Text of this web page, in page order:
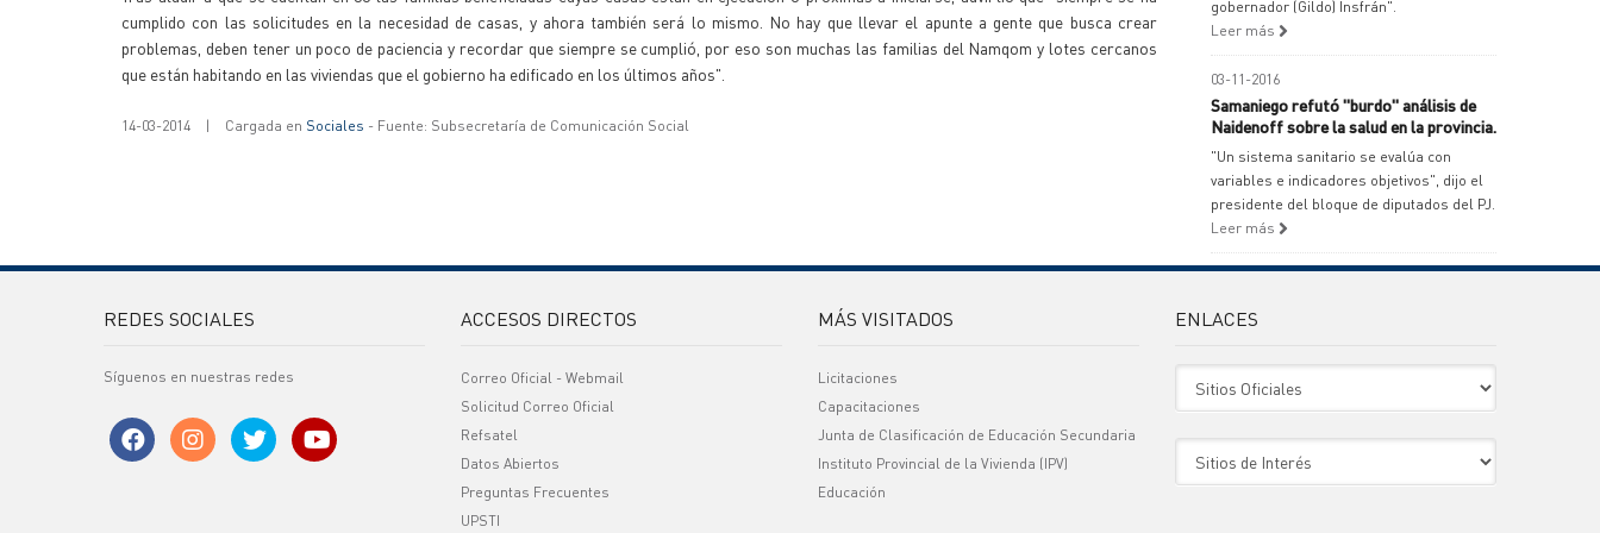
cumplido con las solicitudes en la necesidad de casas, y ahora también será lo mismo. No hay que llevar el apunte a gente que busca crear
problemas, deben tener un poco de paciencia y recordar que siempre se cumplió, por eso son muchas las familias del Namqom y lotes cercanos
que están habitando en las viviendas que el gobierno ha edificado en los últimos años".
14-03-2014 | Cargada en Sociales - Fuente: Subsecretaría de Comunicación Social
gobernador (Gildo) Insfrán".
Leer más
03-11-2016
Samaniego refutó "burdo" análisis de
Naidenoff sobre la salud en la provincia.
"Un sistema sanitario se evalúa con
variables e indicadores objetivos", dijo el
presidente del bloque de diputados del PJ.
Leer más
REDES SOCIALES
Síguenos en nuestras redes
ACCESOS DIRECTOS
Correo Oficial - Webmail
Solicitud Correo Oficial
Refsatel
Datos Abiertos
Preguntas Frecuentes
UPSTI
MÁS VISITADOS
Licitaciones
Capacitaciones
Junta de Clasificación de Educación Secundaria
Instituto Provincial de la Vivienda (IPV)
Educación
ENLACES